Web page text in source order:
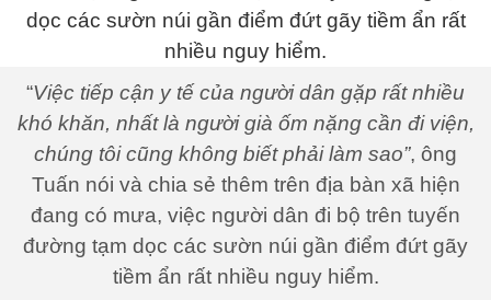
“Việc tiếp cận y tế của người dân gặp rất nhiều
khó khăn, nhất là người già ốm nặng cần đi viện,
chúng tôi cũng không biết phải làm sao”, ông
Tuấn nói và chia sẻ thêm trên địa bàn xã hiện
đang có mưa, việc người dân đi bộ trên tuyến
đường tạm dọc các sườn núi gần điểm đứt gãy
tiềm ẩn rất nhiều nguy hiểm.